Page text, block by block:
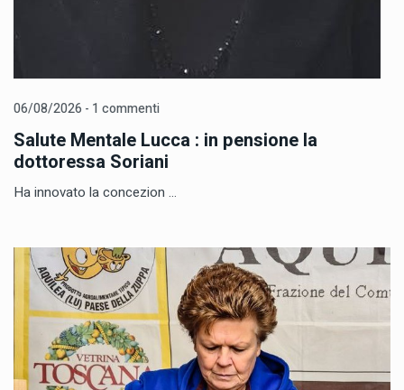
06/08/2026 - 1 commenti
Salute Mentale Lucca : in pensione la
dottoressa Soriani
Ha innovato la concezion ...